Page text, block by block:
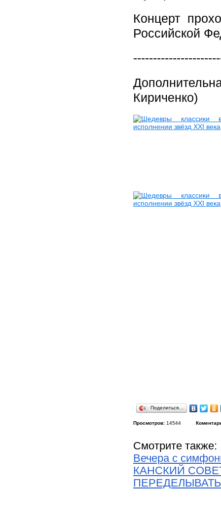
Концерт
Российской
Кириченко)
Поделиться…
Просмотров: 14544
Смотрите также:
Вечера с
КАНСКИЙ
ПЕРЕДЕЛЫВАТЬ